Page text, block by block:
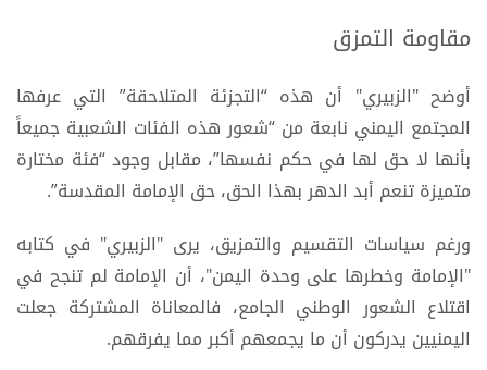
مقاومة التمزق
أوضح "الزبيري" أن هذه “التجزئة المتلاحقة” التي عرفها
المجتمع اليمني نابعة من “شعور هذه الفئات الشعبية جميعاً
بأنها لا حق لها في حكم نفسها”، مقابل وجود “فئة مختارة
متميزة تنعم أبد الدهر بهذا الحق، حق الإمامة المقدسة”.
ورغم سياسات التقسيم والتمزيق، يرى "الزبيري" في كتابه
"الإمامة وخطرها على وحدة اليمن"، أن الإمامة لم تنجح في
اقتلاع الشعور الوطني الجامع، فالمعاناة المشتركة جعلت
اليمنيين يدركون أن ما يجمعهم أكبر مما يفرقهم.